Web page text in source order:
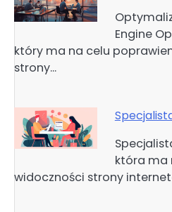
Engine
który ma na celu
strony…
która ma
widoczności strony